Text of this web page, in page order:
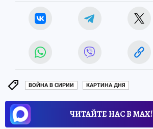
ВОЙНА В СИРИИ КАРТИНА ДНЯ
ЧИТАЙТЕ НАС В МАХ!